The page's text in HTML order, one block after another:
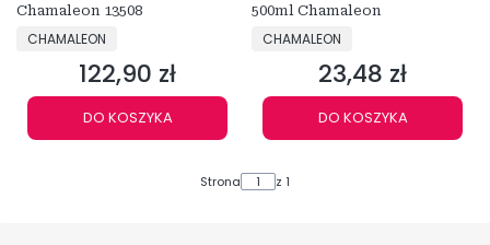
Chamaleon 13508
PRODUCENT
CHAMALEON
Cena
122,90 zł
DO KOSZYKA
500ml Chamaleon
PRODUCENT
CHAMALEON
Cena
23,48 zł
DO KOSZYKA
Strona z 1